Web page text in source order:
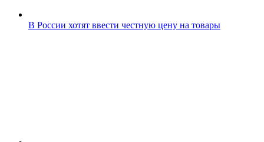
В России хотят ввести честную цену на товары